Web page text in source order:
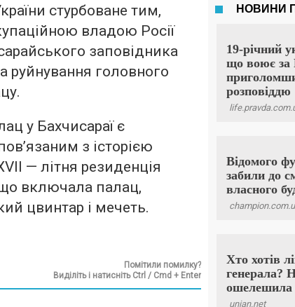
стурбоване тим,
владою Росії
заповідника
руйнування головного
у Бахчисараї є
з історією
— літня резиденція
що включала палац,
цвинтар і мечеть.
Помітили помилку?
Виділіть і натисніть Ctrl / Cmd + Enter